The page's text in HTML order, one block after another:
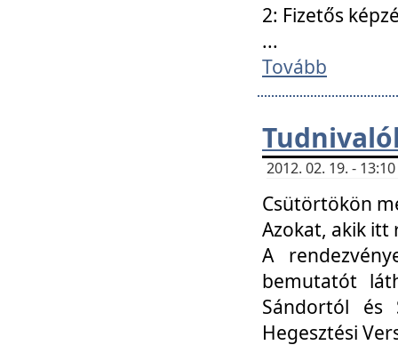
2: Fizetős
...
Tovább
2012. 02. 19. -
Csütörtökön
Azokat, akik itt
A
bemutatót
Sándortól és
Hegesztési